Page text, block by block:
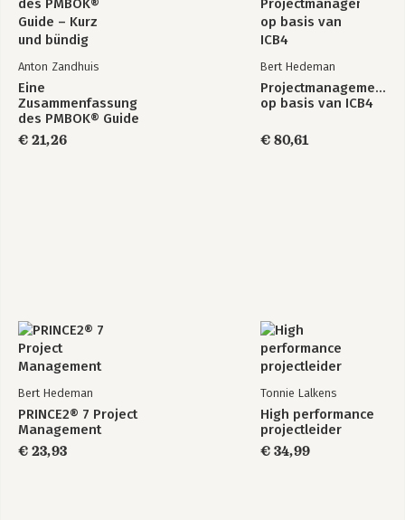
Anton Zandhuis
Eine
Zusammenfassung
des PMBOK® Guide
– Kurz und bündig
€ 21,26
Bert Hedeman
Projectmanagement
op basis van ICB4
€ 80,61
Bert Hedeman
PRINCE2® 7 Project
Management
€ 23,93
Tonnie Lalkens
High performance
projectleider
€ 34,99